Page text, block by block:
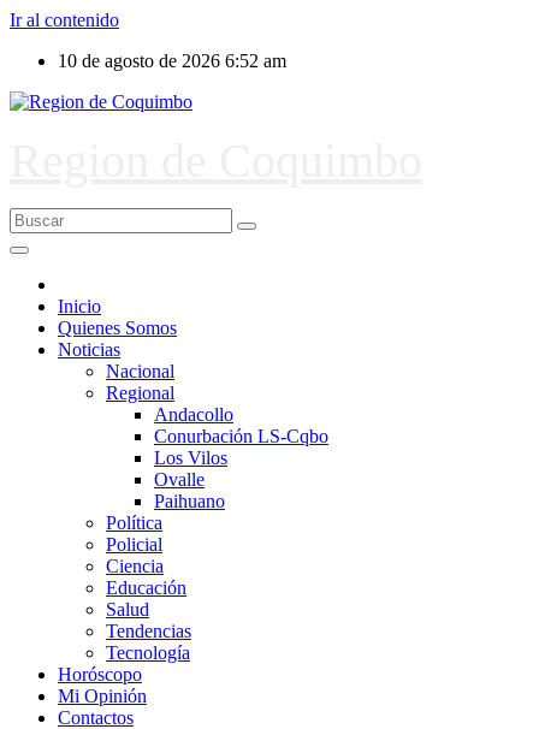
Ir al contenido
10 de agosto de 2026 6:52 am
Inicio
Quienes Somos
Noticias
Nacional
Regional
Andacollo
Conurbación LS-Cqbo
Los Vilos
Ovalle
Paihuano
Política
Policial
Ciencia
Educación
Salud
Tendencias
Tecnología
Horóscopo
Mi Opinión
Contactos